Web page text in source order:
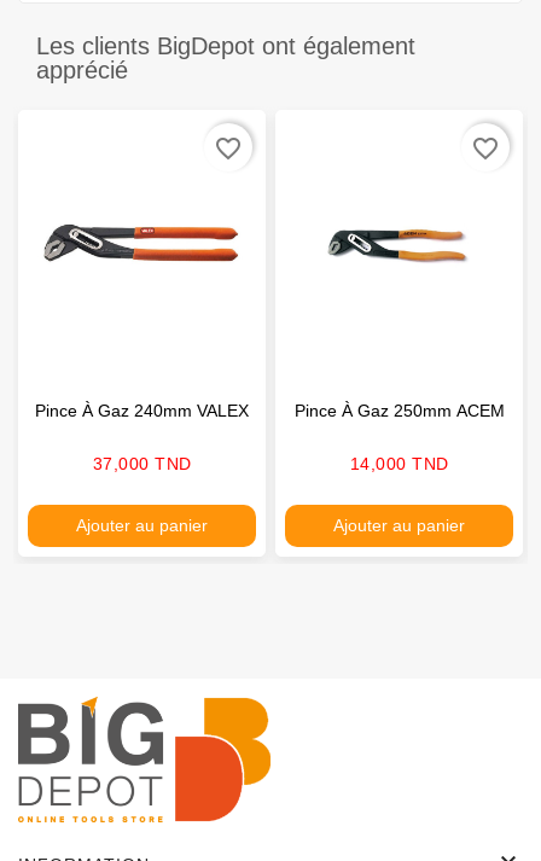
Les clients BigDepot ont également
apprécié
Pince À Gaz 240mm VALEX
Prix
37,000 TND
Ajouter au panier
favorite_border
Pince À Gaz 250mm ACEM
Prix
14,000 TND
Ajouter au panier
favorite_border